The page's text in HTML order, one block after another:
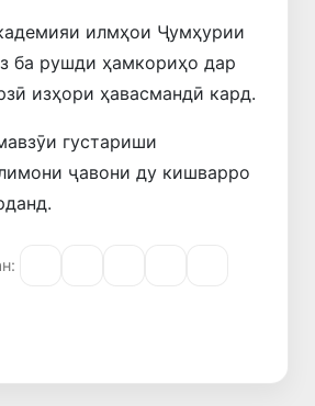
илмҳои Ҷумҳурии
ба рушди ҳамкориҳо дар
изҳори ҳавасмандӣ кард.
густариши
ҷавони ду кишварро